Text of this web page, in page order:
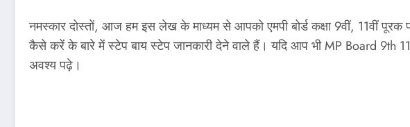
नमस्कार दोस्तों, आज हम इस लेख के माध्यम से आपको एमपी बोर्ड कक्षा 9वीं, 11वीं
कैसे करें के बारे में स्टेप बाय स्टेप जानकारी देने वाले हैं। यदि आप भी MP Board 9th
अवश्य पढ़े।